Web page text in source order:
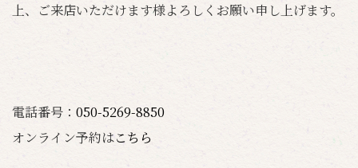
上、ご来店いただけます様よろしくお願い申し上げます。
電話番号： 050-5269-8850
オンライン予約はこちら